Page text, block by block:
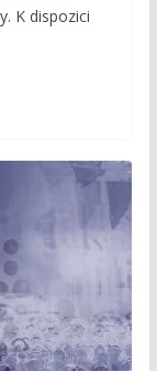
K dispozici